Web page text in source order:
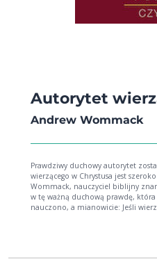
Autorytet
Andrew Wommack
Prawdziwy duchowy autorytet
wierzącego w Chrystusa jest
Wommack, nauczyciel biblijny
w tę ważną duchową prawdę,
nauczono, a mianowicie: Jeśli wierzącym został dany autorytet, w takim razie kiedy,
w powietrzu, czy też bitwa toczy